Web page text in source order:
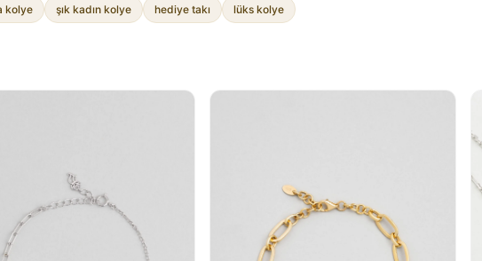
kolye şık kadın kolye hediye takı lüks kolye